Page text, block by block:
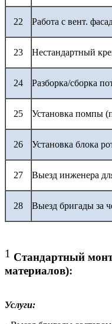
22 Работа с вент.
23 Нестандартный
24 Разборка/сборка
25 Установка помпы
26 Установка блока
27 Выезд инженера
28 Выезд бригады за
1 Стандартный
материалов):
Услуги: